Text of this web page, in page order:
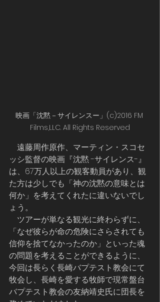
映画「沈黙－サイレンスー」(c)2016 FM
Films,LLC. All Rights Reserved
ッシ監督の映画『沈黙 -サイレンス-』
は、67万人以上の観客動員があり、観
た方は少しでも「神の沈黙の意味とは
何か」を考えてくれたに違いないでし
ょう。
「なぜ彼らが命の危険にさらされても
信仰を捨てなかったのか」といった魂
の問題を考えることができるように、
今回は長らく長崎バプテスト教会にて
牧会し、長崎を愛する牧師で現常盤台
バプテスト教会の友納靖史氏に団長を